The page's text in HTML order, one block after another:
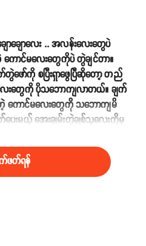
ချောလေး .. အလန်းလေးတွေပဲ
ောင်မလေးတွေကိုပဲ တွဲချင်တာ။
ော်ကို စပြီးရှာဖွေပြီဆိုတော့ တည်
းတွေကို ပိုသဘောကျလာတယ်။ ချက်
ောင်မလေးတွေကို သဘောကျမိ
းမယ့် အေးချမ်းတဲ့ချစ်သူလေးကိုမှ
ဖတ်ရန်